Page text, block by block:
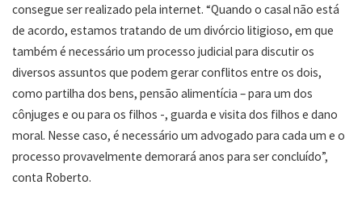
consegue ser realizado pela internet. “Quando o casal não está
de acordo, estamos tratando de um divórcio litigioso, em que
também é necessário um processo judicial para discutir os
diversos assuntos que podem gerar conflitos entre os dois,
como partilha dos bens, pensão alimentícia – para um dos
cônjuges e ou para os filhos -, guarda e visita dos filhos e dano
moral. Nesse caso, é necessário um advogado para cada um e o
processo provavelmente demorará anos para ser concluído”,
conta Roberto.